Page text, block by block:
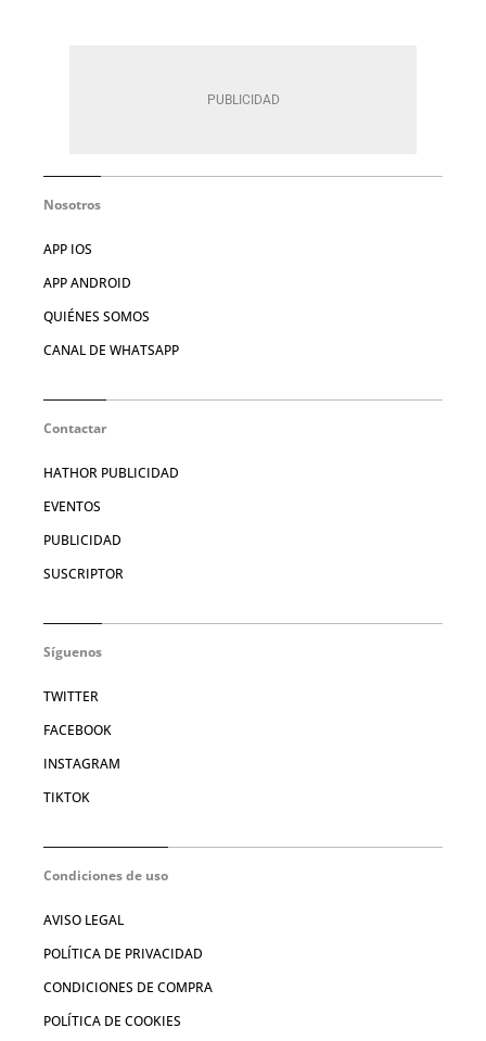
Nosotros
APP IOS
APP ANDROID
QUIÉNES SOMOS
CANAL DE WHATSAPP
Contactar
HATHOR PUBLICIDAD
EVENTOS
PUBLICIDAD
SUSCRIPTOR
Síguenos
TWITTER
FACEBOOK
INSTAGRAM
TIKTOK
Condiciones de uso
AVISO LEGAL
POLÍTICA DE PRIVACIDAD
CONDICIONES DE COMPRA
POLÍTICA DE COOKIES